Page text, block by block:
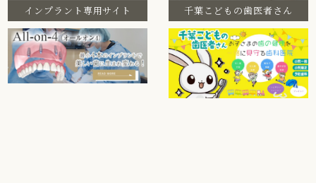
インプラント専用サイト 千葉こどもの歯医者さん